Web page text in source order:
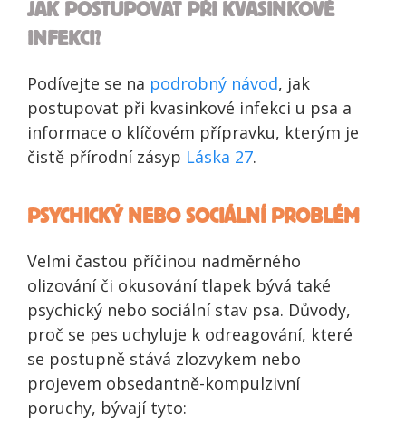
JAK POSTUPOVAT PŘI KVASINKOVÉ
INFEKCI?
Podívejte se na podrobný návod, jak
postupovat při kvasinkové infekci u psa a
informace o klíčovém přípravku, kterým je
čistě přírodní zásyp Láska 27.
PSYCHICKÝ NEBO SOCIÁLNÍ PROBLÉM
Velmi častou příčinou nadměrného
olizování či okusování tlapek bývá také
psychický nebo sociální stav psa. Důvody,
proč se pes uchyluje k odreagování, které
se postupně stává zlozvykem nebo
projevem obsedantně-kompulzivní
poruchy, bývají tyto: